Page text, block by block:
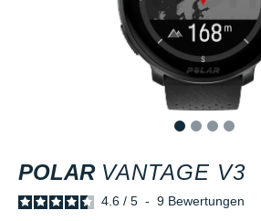
POLAR VANTAGE V3
4.6 / 5 - 9 Bewertungen